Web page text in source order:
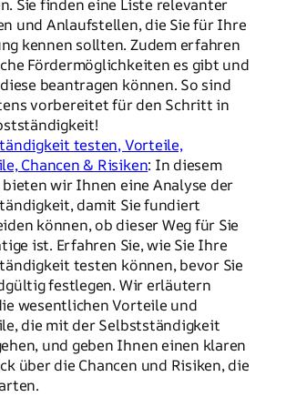
Sie finden eine Liste relevanter
und Anlaufstellen, die Sie für Ihre
kennen sollten. Zudem erfahren
Fördermöglichkeiten es gibt und
beantragen können. So sind
vorbereitet für den Schritt in
testen, Vorteile,
Chancen & Risiken: In diesem
wir Ihnen eine Analyse der
damit Sie fundiert
können, ob dieser Weg für Sie
ist. Erfahren Sie, wie Sie Ihre
testen können, bevor Sie
festlegen. Wir erläutern
wesentlichen Vorteile und
die mit der Selbstständigkeit
und geben Ihnen einen klaren
über die Chancen und Risiken, die